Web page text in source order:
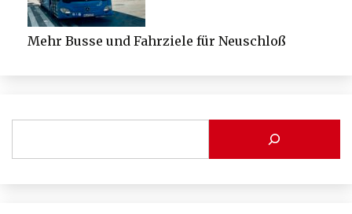
Mehr Busse und Fahrziele für Neuschloß